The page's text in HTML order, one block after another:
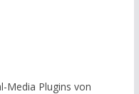
Media Plugins von